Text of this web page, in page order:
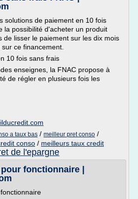
solutions de paiement en 10 fois
la possibilité d'acheter un produit
de lisser le paiement sur les dix mois
ce financement.
10 fois sans frais
enseignes, la FNAC propose à
de régler en plusieurs fois les
a taux bas / meilleur pret conso /
conso / meilleurs taux credit
de l'epargne
fonctionnaire |